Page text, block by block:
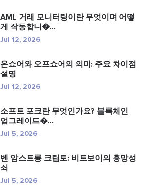
AML 거래 모니터링이란 무엇이며 어떻
게 작동합니�...
Jul 12, 2026
온쇼어와 오프쇼어의 의미: 주요 차이점
설명
Jul 12, 2026
소프트 포크란 무엇인가요? 블록체인
업그레이드�...
Jul 5, 2026
벤 암스트롱 크립토: 비트보이의 흥망성
쇠
Jul 5, 2026